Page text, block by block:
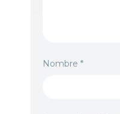
Nombre *